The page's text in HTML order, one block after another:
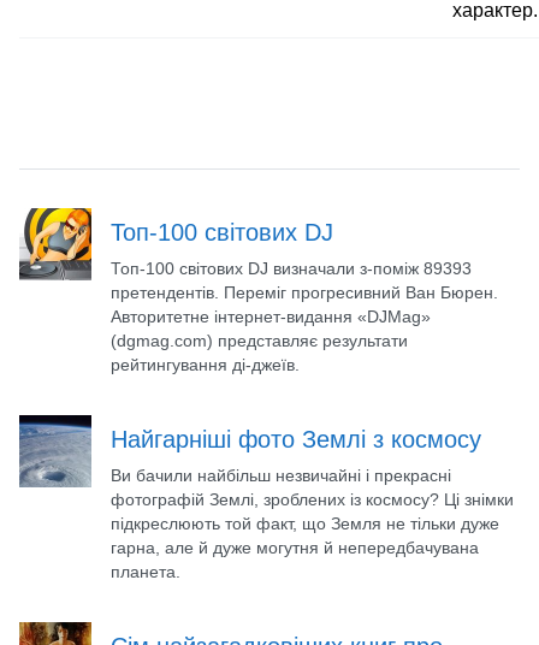
характер.
Топ-100 світових DJ
Топ-100 світових DJ визначали з-поміж 89393
претендентів. Переміг прогресивний Ван Бюрен.
Авторитетне інтернет-видання «DJMag»
(dgmag.com) представляє результати
рейтингування ді-джеїв.
Найгарніші фото Землі з космосу
Ви бачили найбільш незвичайні і прекрасні
фотографій Землі, зроблених із космосу? Ці знімки
підкреслюють той факт, що Земля не тільки дуже
гарна, але й дуже могутня й непередбачувана
планета.